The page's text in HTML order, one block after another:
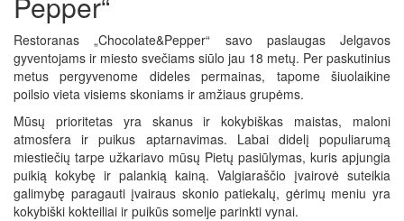
Restoranas „Chocolate&Pepper“ savo paslaugas Jelgavos
gyventojams ir miesto svečiams siūlo jau 18 metų. Per paskutinius
metus pergyvenome dideles permainas, tapome šiuolaikine
poilsio vieta visiems skoniams ir amžiaus grupėms.
Mūsų prioritetas yra skanus ir kokybiškas maistas, maloni
atmosfera ir puikus aptarnavimas. Labai didelį populiarumą
miestiečių tarpe užkariavo mūsų Pietų pasiūlymas, kuris apjungia
puikią kokybę ir palankią kainą. Valgiaraščio įvairovė suteikia
galimybę paragauti įvairaus skonio patiekalų, gėrimų meniu yra
kokybiški kokteiliai ir puikūs somelje parinkti vynai.